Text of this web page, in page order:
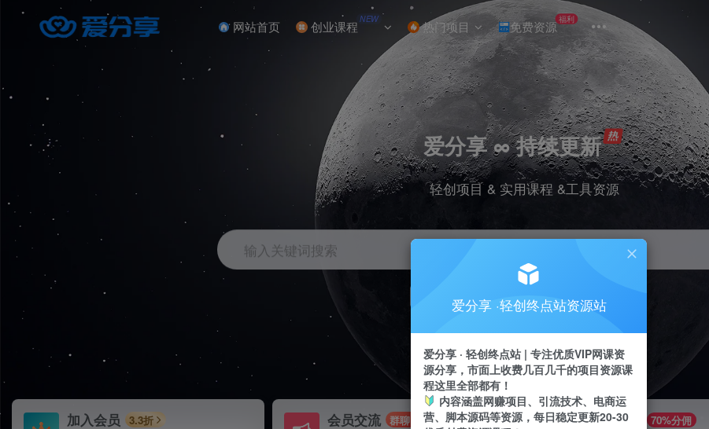
网站首页 创业课程 NEW 热门项目 免费资源福利
爱分享 ∞ 持续更新
轻创项目 & 实用课程 &工具资源
输入关键词搜索
挂机 抖音 小红书 快手
加入会员 3.3折 会员交流 群聊 推广赚钱 70%分佣
爱分享 ·轻创终点站资源站
爱分享 · 轻创终点站 | 专注优质VIP网课资
源分享，市面上收费几百几千的项目资源课
程这里全部都有！
内容涵盖网赚项目、引流技术、电商运
营、脚本源码等资源，每日稳定更新20-30